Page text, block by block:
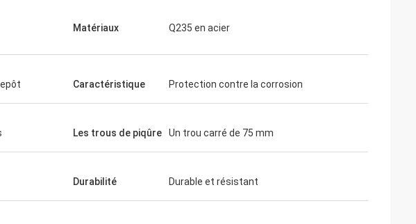
Matériaux Q235 en acier
Caractéristique Protection contre la corrosion
Les trous de piqûre Un trou carré de 75 mm
Durabilité Durable et résistant